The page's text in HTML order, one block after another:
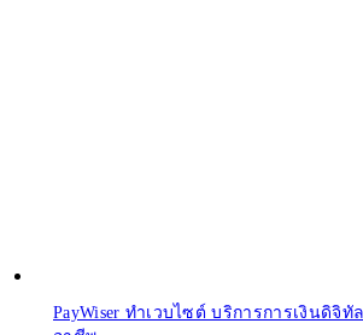
PayWiser ทำเวบไซต์ บริการการเงินดิจิ